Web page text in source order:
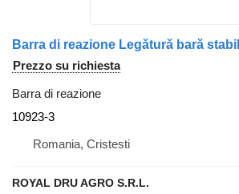
Prezzo su richiesta
Barra di reazione
10923-3
Romania, Cristesti
ROYAL DRU AGRO S.R.L.